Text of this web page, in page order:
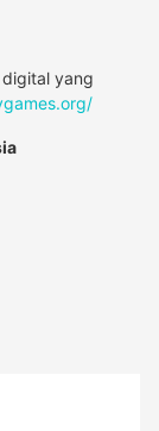
yang